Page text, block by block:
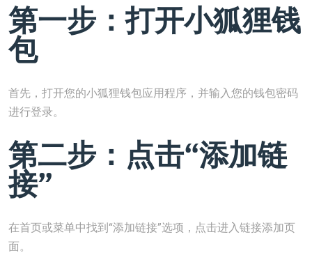
第一步：打开小狐狸钱
包
首先，打开您的小狐狸钱包应用程序，并输入您的钱包密码
进行登录。
第二步：点击“添加链
接”
在首页或菜单中找到“添加链接”选项，点击进入链接添加页
面。